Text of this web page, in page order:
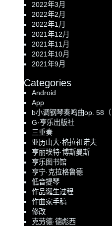
2022年3月
2022年2月
2022年1月
2021年12月
2021年11月
2021年10月
2021年9月
Categories
Android
App
b小调钢琴奏鸣曲op. 58
G·亨乐出版社
三重奏
亚历山大·格拉祖诺夫
亨丽埃特·博斯曼斯
亨乐图书馆
亨宁·克拉格鲁德
低音提琴
作品诞生过程
作曲家手稿
修改
克劳德·德彪西